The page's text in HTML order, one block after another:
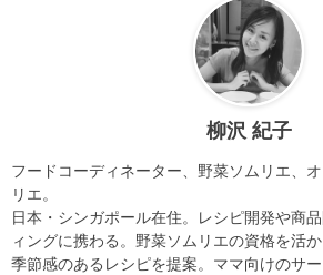
柳沢 紀子
フードコーディネーター、野菜ソムリエ、
リエ。
日本・シンガポール在住。レシピ開発や商
ィングに携わる。野菜ソムリエの資格を活
季節感のあるレシピを提案。ママ向けのサ